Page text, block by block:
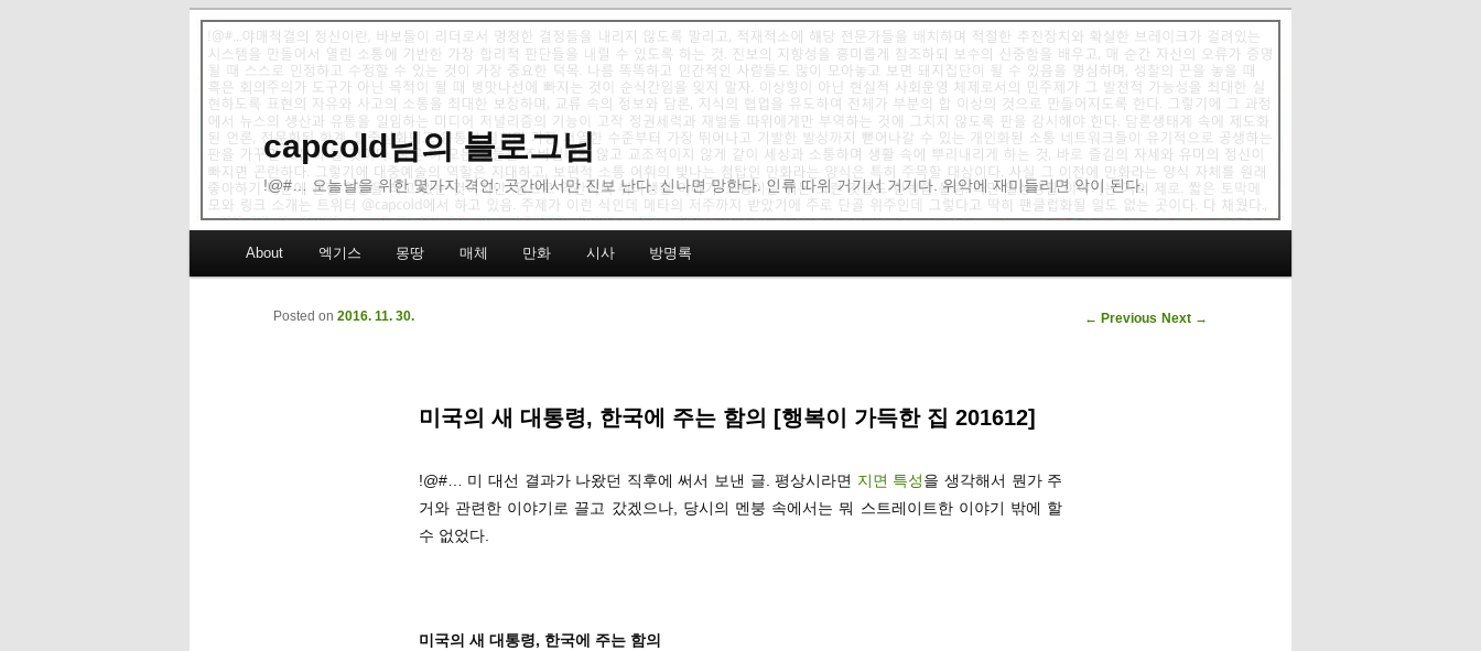
capcold님의 블로그님
!@#… 오늘날을 위한 몇가지 격언: 곳간에서만 진보 난다. 신나면 망한다. 인류 따위 거기서 거기다. 위악에 재미들리면 악이 된다.
Skip to primary content
Skip to secondary content
About 엑기스 몽땅 매체 만화 시사 방명록
Post navigation
← Previous Next →
미국의 새 대통령, 한국에 주는 함의 [행복이 가득한 집 201612]
Posted on 2016. 11. 30.
!@#… 미 대선 결과가 나왔던 직후에 써서 보낸 글. 평상시라면 지면 특성을 생각해서 뭔가 주
거와 관련한 이야기로 끌고 갔겠으나, 당시의 멘붕 속에서는 뭐 스트레이트한 이야기 밖에 할
수 없었다.
미국의 새 대통령, 한국에 주는 함의